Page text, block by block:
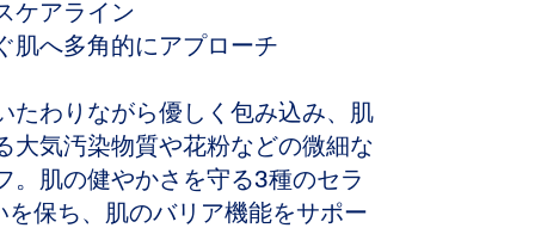
ケアライン
肌へ多角的にアプローチ
たわりながら優しく包み込み、肌
大気汚染物質や花粉などの微細な
。肌の健やかさを守る3種のセラ
を保ち、肌のバリア機能をサポー